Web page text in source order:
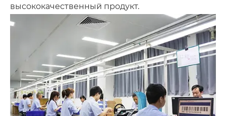
высококачественный продукт.